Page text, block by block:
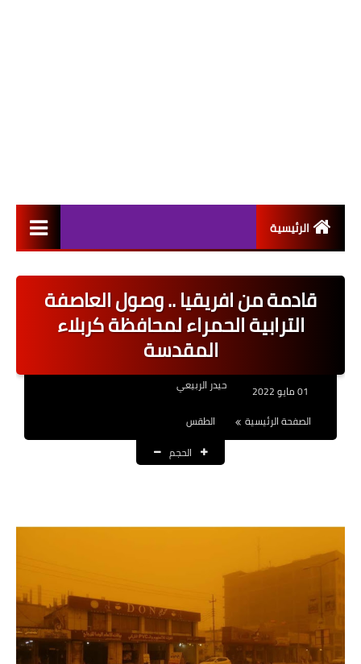
الرئيسية
اخبار القطاع العام
اخبار القطاع الخاص
نتائج التعيينات
الرواتب والقروض
القروض والسلف
قطع الاراضي
اخبار العراق
قادمة من افريقيا .. وصول العاصفة
الترابية الحمراء لمحافظة كربلاء
المقدسة
حيدر الربيعي
الصفحة الرئيسية
الطقس
الحجم